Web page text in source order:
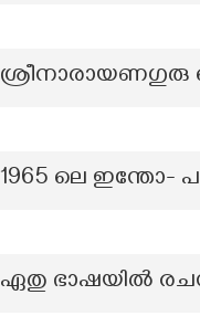
ശ്രീനാരായണഗുരു
1965 ലെ ഇന്തോ-
ഏതു ഭാഷയിൽ